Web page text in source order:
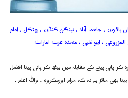
باقوی ، جامعہ آباد ، تینگن گنڈی ، بھٹکل ، امام
، ابو ظبی ، متحدہ عرب امارات
پینے کے مقابلہ میں بیٹھ کر پانی پینا افضل
بھی جائز ہے نہ کہ حرام اورمکروہ ۔ واللہ اعلم ۔